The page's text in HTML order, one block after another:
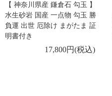
【 神奈川県産 鎌倉石 勾玉 】
水生砂岩 国産 一点物 勾玉 勝
負運 出世 厄除け まがたま 証
明書付き
17,800円(税込)